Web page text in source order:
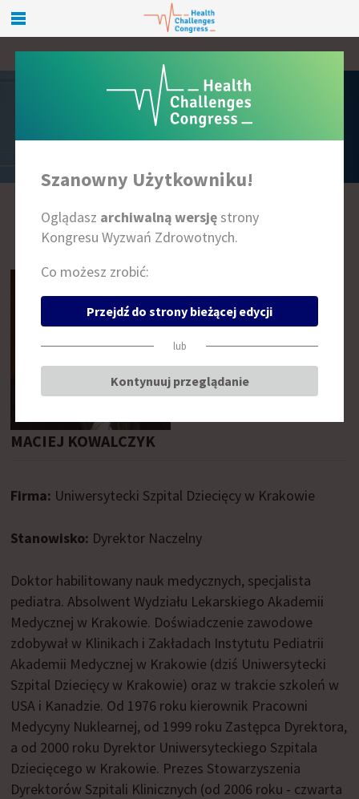
PRELEGENCI
B C D E F G H I J K L Ł M
U W Z
MACIEJ KOWALCZYK
Firma: Uniwersytecki Szpital Dziecięcy w Krakowie
Stanowisko: Dyrektor Naczelny
Doktor habilitowany nauk medycznych, specjalista
pediatra. Absolwent Wydziału Lekarskiego Akademii
Medycznej w Krakowie. Doświadczenie zawodowe
zdobywał w Klinikach i Zakładach Instytutu Pediatrii
Akademii Medycznej w Krakowie (dziś Uniwersytecki
Szpital Dziecięcy w Krakowie) oraz w trakcie szkoleń w
USA i Kanadzie. Od 1976 roku kierownik Pracowni
Medycyny Nuklearnej, od 1999 roku Zastępca Dyrektora,
a od 2000 roku Dyrektor Uniwersyteckiego Szpitala
Dziecięcego w Krakowie. Prezes Stowarzyszenia
Dyrektorów Szpitali Klinicznych (od 2006 roku - czwarta
Szanowny Użytkowniku!
Oglądasz archiwalną wersjęstrony
Kongresu Wyzwań Zdrowotnych.
Co możesz zrobić:
Przejdź do strony bieżącej edycji
lub
Kontynuuj przeglądanie